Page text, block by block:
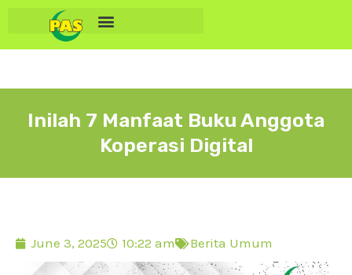
Inilah 7 Manfaat Buku Anggota
Koperasi Digital
June 3, 2025 10:22 am Berita Umum